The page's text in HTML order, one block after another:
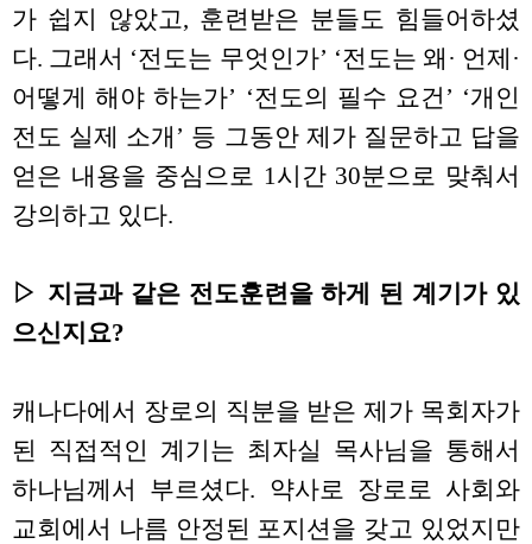
가 쉽지 않았고, 훈련받은 분들도 힘들어하셨
다. 그래서 ‘전도는 무엇인가’ ‘전도는 왜· 언제·
어떻게 해야 하는가’ ‘전도의 필수 요건’ ‘개인
전도 실제 소개’ 등 그동안 제가 질문하고 답을
얻은 내용을 중심으로 1시간 30분으로 맞춰서
강의하고 있다.
▷ 지금과 같은 전도훈련을 하게 된 계기가 있
으신지요?
캐나다에서 장로의 직분을 받은 제가 목회자가
된 직접적인 계기는 최자실 목사님을 통해서
하나님께서 부르셨다. 약사로 장로로 사회와
교회에서 나름 안정된 포지션을 갖고 있었지만